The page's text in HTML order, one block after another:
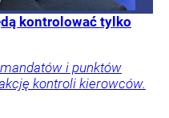
kontrolować tylko
i punktów
kontroli kierowców.